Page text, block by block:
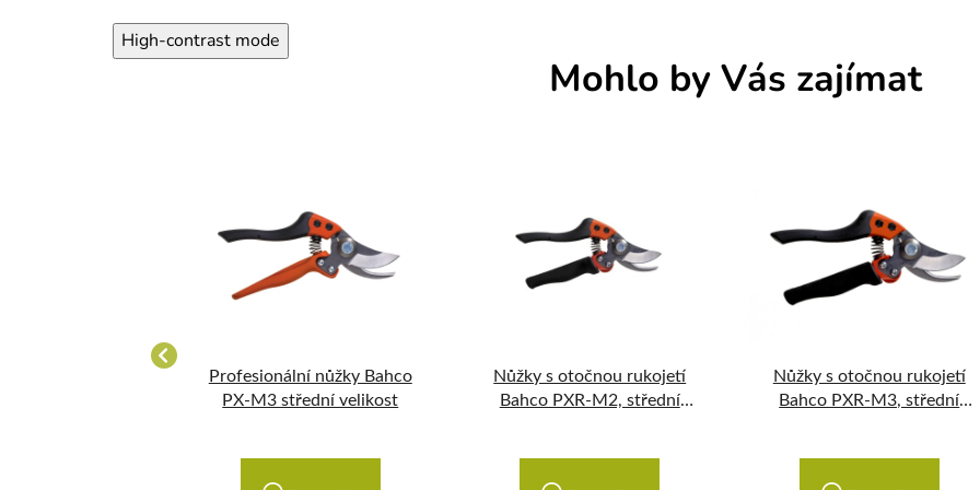
High-contrast mode
Mohlo by Vás zajímat
Profesionální nůžky Bahco
PX-M3 střední velikost
Nůžky s otočnou rukojetí
Bahco PXR-M2, střední
Nůžky s otočnou rukojetí
Bahco PXR-M3, střední